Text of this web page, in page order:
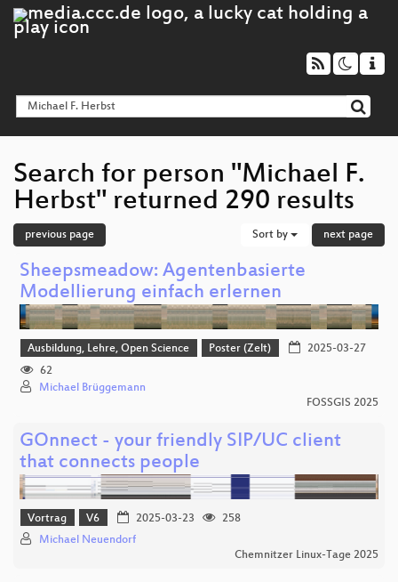
Search for person "Michael F.
Herbst" returned 290 results
previous page Sort by next page
Sheepsmeadow: Agentenbasierte
Modellierung einfach erlernen
Ausbildung, Lehre, Open Science Poster (Zelt)
2025-03-27
62
Michael Brüggemann
FOSSGIS 2025
GOnnect - your friendly SIP/UC client
that connects people
Vortrag V6 2025-03-23
258
Michael Neuendorf
Chemnitzer Linux-Tage 2025